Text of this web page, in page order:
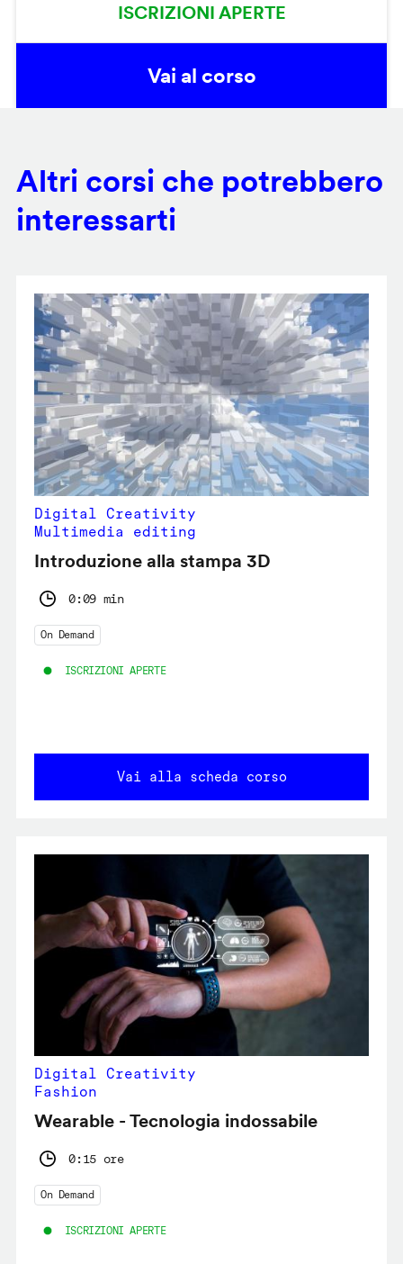
ISCRIZIONI APERTE
Vai al corso
Altri corsi che potrebbero
interessarti
Digital Creativity
Multimedia editing
Introduzione alla stampa 3D
0:09 min
On Demand
ISCRIZIONI APERTE
Vai alla scheda corso
Digital Creativity
Fashion
Wearable - Tecnologia indossabile
0:15 ore
On Demand
ISCRIZIONI APERTE